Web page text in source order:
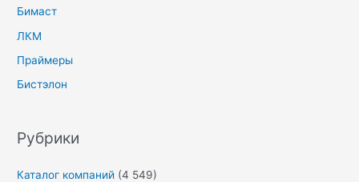
Бимаст
ЛКМ
Праймеры
Бистэлон
Рубрики
Каталог компаний (4 549)